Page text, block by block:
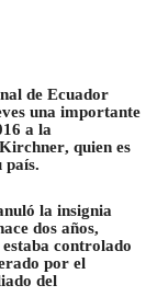
de Ecuador
una importante
a la
, quien es
país.
la insignia
dos años,
controlado
por el
del